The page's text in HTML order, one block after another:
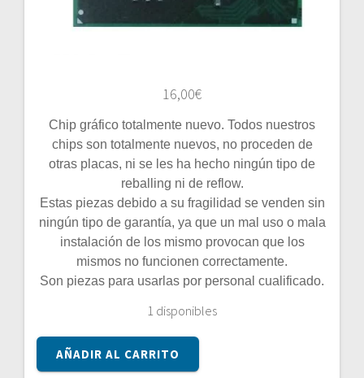
16,00€
Chip gráfico totalmente nuevo. Todos nuestros
chips son totalmente nuevos, no proceden de
otras placas, ni se les ha hecho ningún tipo de
reballing ni de reflow.
Estas piezas debido a su fragilidad se venden sin
ningún tipo de garantía, ya que un mal uso o mala
instalación de los mismo provocan que los
mismos no funcionen correctamente.
Son piezas para usarlas por personal cualificado.
1 disponibles
CHIP
216-
AÑADIR AL CARRITO